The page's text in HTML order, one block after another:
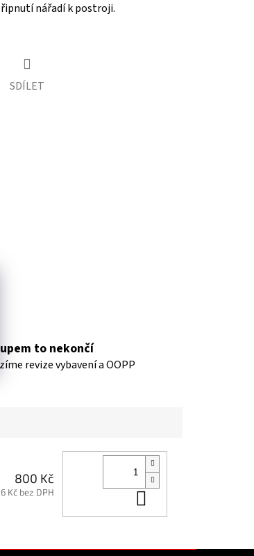
nářadí k postroji.
SDÍLET
to nekončí
revize vybavení a OOPP
800 Kč
Kč bez DPH